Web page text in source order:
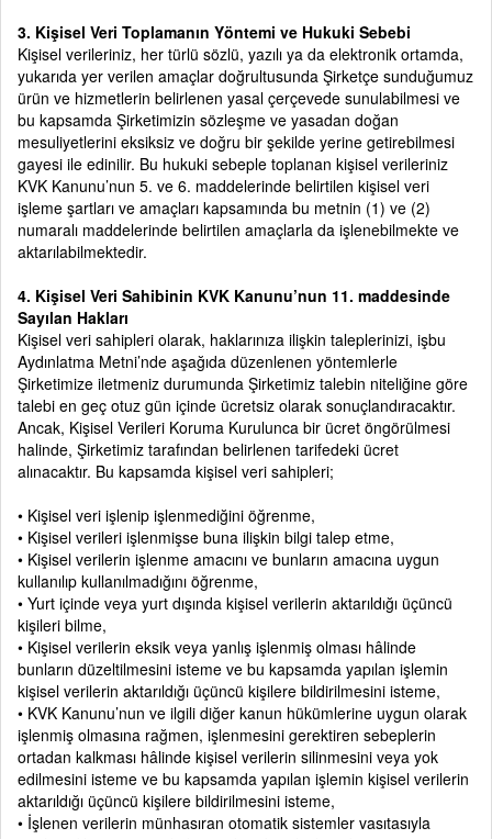
3. Kişisel Veri Toplamanın Yöntemi ve Hukuki Sebebi
Kişisel verileriniz, her türlü sözlü, yazılı ya da elektronik ortamda,
yukarıda yer verilen amaçlar doğrultusunda Şirketçe sunduğumuz
ürün ve hizmetlerin belirlenen yasal çerçevede sunulabilmesi ve
bu kapsamda Şirketimizin sözleşme ve yasadan doğan
mesuliyetlerini eksiksiz ve doğru bir şekilde yerine getirebilmesi
gayesi ile edinilir. Bu hukuki sebeple toplanan kişisel verileriniz
KVK Kanunu’nun 5. ve 6. maddelerinde belirtilen kişisel veri
işleme şartları ve amaçları kapsamında bu metnin (1) ve (2)
numaralı maddelerinde belirtilen amaçlarla da işlenebilmekte ve
aktarılabilmektedir.
4. Kişisel Veri Sahibinin KVK Kanunu’nun 11. maddesinde
Sayılan Hakları
Kişisel veri sahipleri olarak, haklarınıza ilişkin taleplerinizi, işbu
Aydınlatma Metni’nde aşağıda düzenlenen yöntemlerle
Şirketimize iletmeniz durumunda Şirketimiz talebin niteliğine göre
talebi en geç otuz gün içinde ücretsiz olarak sonuçlandıracaktır.
Ancak, Kişisel Verileri Koruma Kurulunca bir ücret öngörülmesi
halinde, Şirketimiz tarafından belirlenen tarifedeki ücret
alınacaktır. Bu kapsamda kişisel veri sahipleri;
• Kişisel veri işlenip işlenmediğini öğrenme,
• Kişisel verileri işlenmişse buna ilişkin bilgi talep etme,
• Kişisel verilerin işlenme amacını ve bunların amacına uygun
kullanılıp kullanılmadığını öğrenme,
• Yurt içinde veya yurt dışında kişisel verilerin aktarıldığı üçüncü
kişileri bilme,
• Kişisel verilerin eksik veya yanlış işlenmiş olması hâlinde
bunların düzeltilmesini isteme ve bu kapsamda yapılan işlemin
kişisel verilerin aktarıldığı üçüncü kişilere bildirilmesini isteme,
• KVK Kanunu’nun ve ilgili diğer kanun hükümlerine uygun olarak
işlenmiş olmasına rağmen, işlenmesini gerektiren sebeplerin
ortadan kalkması hâlinde kişisel verilerin silinmesini veya yok
edilmesini isteme ve bu kapsamda yapılan işlemin kişisel verilerin
aktarıldığı üçüncü kişilere bildirilmesini isteme,
• İşlenen verilerin münhasıran otomatik sistemler vasıtasıyla